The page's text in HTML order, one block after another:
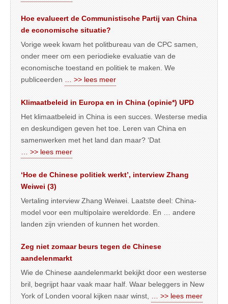
Hoe evalueert de Communistische Partij van China
de economische situatie?
Vorige week kwam het politbureau van de CPC samen,
onder meer om een periodieke evaluatie van de
economische toestand en politiek te maken. We
publiceerden
… >> lees meer
Klimaatbeleid in Europa en in China (opinie*) UPD
Het klimaatbeleid in China is een succes. Westerse media
en deskundigen geven het toe. Leren van China en
samenwerken met het land dan maar? ‘Dat
… >> lees meer
‘Hoe de Chinese politiek werkt’, interview Zhang
Weiwei (3)
Vertaling interview Zhang Weiwei. Laatste deel: China-
model voor een multipolaire wereldorde. En … andere
landen zijn vrienden of kunnen het worden.
Zeg niet zomaar beurs tegen de Chinese
aandelenmarkt
Wie de Chinese aandelenmarkt bekijkt door een westerse
bril, begrijpt haar vaak maar half. Waar beleggers in New
York of Londen vooral kijken naar winst,
… >> lees meer